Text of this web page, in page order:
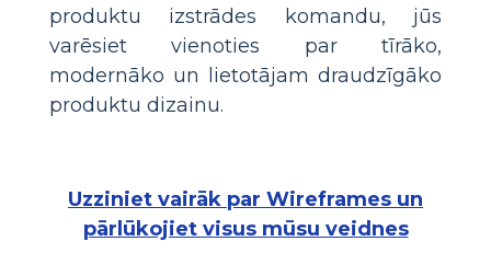
produktu izstrādes komandu, jūs
varēsiet vienoties par tīrāko,
modernāko un lietotājam draudzīgāko
produktu dizainu.
Uzziniet vairāk par Wireframes un
pārlūkojiet visus mūsu veidnes